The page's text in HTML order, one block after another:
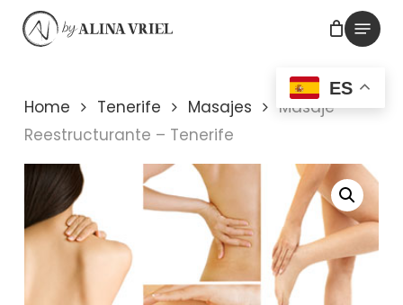
Skip
Menu
Home Tenerife Masajes
Masaje
Reestructurante – Tenerife
ES